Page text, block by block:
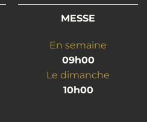
MESSE
En semaine
09h00
Le dimanche
10h00